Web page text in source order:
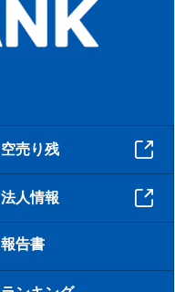
空売り残
法人情報
報告書